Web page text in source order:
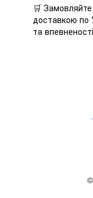
🛒 Замовляйте
доставкою по
та